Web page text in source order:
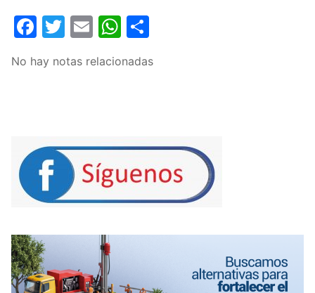
Facebook
Twitter
EmailWhatsApp
No hay notas relacionadas